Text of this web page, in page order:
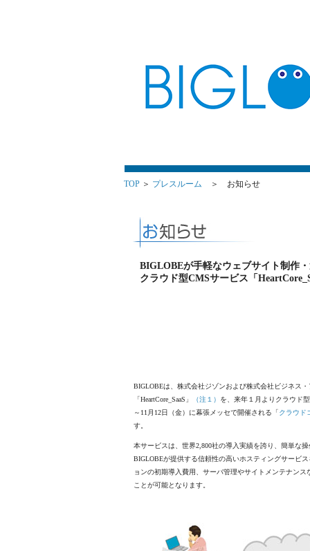
TOP ＞ プレスルーム ＞ お知らせ
BIGLOBEが手軽なウェブサイト制作
クラウド型CMSサービス「
BIGLOBEは、株式会社ジゾンおよび株式会社ビジネス
「HeartCore_SaaS」
（注１） を、来年１月よりクラウド
～11月12日（金）に幕張メッセで開催される「クラウド
す。
本サービスは、世界2,800社の導入実績を誇り、簡単な
BIGLOBEが提供する信頼性の高いホスティングサービ
ョンの初期導入費用、サーバ管理やサイトメンテナン
ことが可能となります。